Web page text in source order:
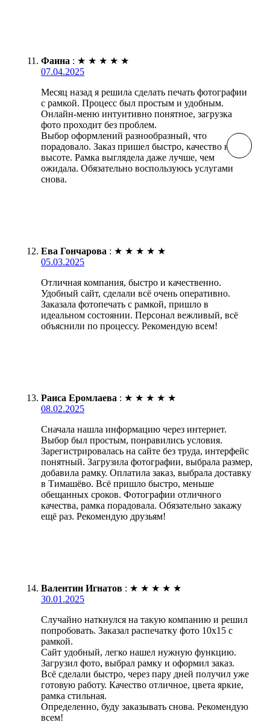
Фаина : ★ ★ ★ ★ ★
07.04.2025
Месяц назад я решила сделать печать фотографии
с рамкой. Процесс был простым и удобным.
Онлайн-меню интуитивно понятное, загрузка
фото проходит без проблем.
Выбор оформлений разнообразный, что
порадовало. Заказ пришел быстро, качество на
высоте. Рамка выглядела даже лучше, чем
ожидала. Обязательно воспользуюсь услугами
снова.
Ева Гончарова : ★ ★ ★ ★ ★
05.03.2025
Отличная компания, быстро и качественно.
Удобный сайт, сделали всё очень оперативно.
Заказала фотопечать с рамкой, пришло в
идеальном состоянии. Персонал вежливый, всё
объяснили по процессу. Рекомендую всем!
Раиса Еромлаева : ★ ★ ★ ★ ★
08.02.2025
Сначала нашла информацию через интернет.
Выбор был простым, понравились условия.
Зарегистрировалась на сайте без труда, интерфейс
понятный. Загрузила фотографии, выбрала размер,
добавила рамку. Оплатила заказ, выбрала доставку
в Тимашёво. Всё пришло быстро, меньше
обещанных сроков. Фотографии отличного
качества, рамка порадовала. Обязательно закажу
ещё раз. Рекомендую друзьям!
Валентин Игнатов : ★ ★ ★ ★ ★
30.01.2025
Случайно наткнулся на такую компанию и решил
попробовать. Заказал распечатку фото 10х15 с
рамкой.
Сайт удобный, легко нашел нужную функцию.
Загрузил фото, выбрал рамку и оформил заказ.
Всё сделали быстро, через пару дней получил уже
готовую работу. Качество отличное, цвета яркие,
рамка стильная.
Определенно, буду заказывать снова. Рекомендую
всем!